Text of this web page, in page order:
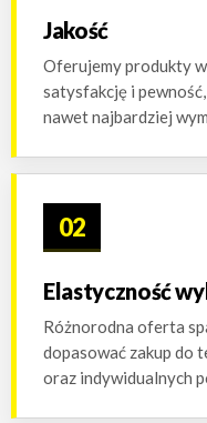
Jakość
Oferujemy produkty
satysfakcję i
nawet najbardziej
02
Elastyczność
Różnorodna oferta
dopasować zakup do
oraz indywidualnych